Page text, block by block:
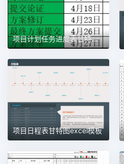
项目计划任务进度表甘特图1甘特图excel模板
项目日程表甘特图excel模板